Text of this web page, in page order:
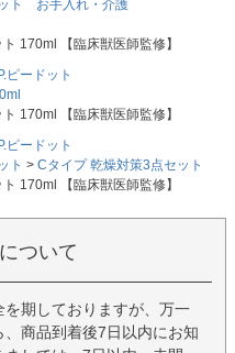
ト お手入れ・介護
170ml 【臨床獣医師監修】
ピードット
170ml 【臨床獣医師監修】
ピードット
ト
Cタイプ 乾燥対策3点セット
170ml 【臨床獣医師監修】
ついて
期しておりますが、万一
商品到着後7日以内にお知